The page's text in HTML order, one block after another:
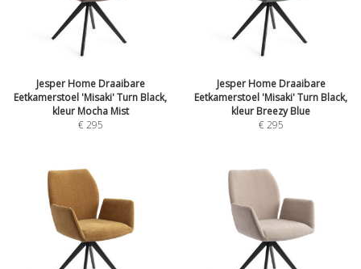
Jesper Home Draaibare
Eetkamerstoel 'Misaki' Turn Black,
kleur Mocha Mist
€295
Jesper Home Draaibare
Eetkamerstoel 'Misaki' Turn Black,
kleur Breezy Blue
€295